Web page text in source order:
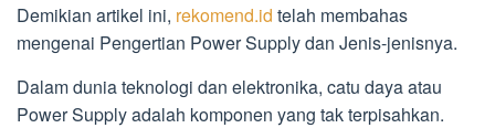
Demikian artikel ini, rekomend.id telah membahas
mengenai Pengertian Power Supply dan Jenis-jenisnya.
Dalam dunia teknologi dan elektronika, catu daya atau
Power Supply adalah komponen yang tak terpisahkan.